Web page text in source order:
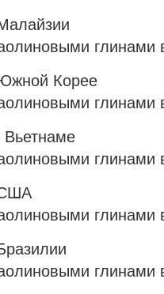
глинами
Корее
глинами
глинами